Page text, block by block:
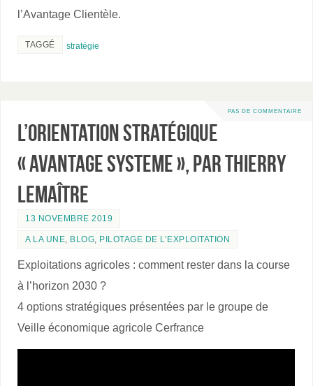
l’Avantage Clientèle.
TAGGÉ stratégie
PAS DE COMMENTAIRE
L’orientation stratégique
« AVANTAGE SYSTEME », par Thierry
Lemaître
13 NOVEMBRE 2019
A LA UNE, BLOG, PILOTAGE DE L’EXPLOITATION
Exploitations agricoles : comment rester dans la course
à l’horizon 2030 ?
4 options stratégiques présentées par le groupe de
Veille économique agricole Cerfrance